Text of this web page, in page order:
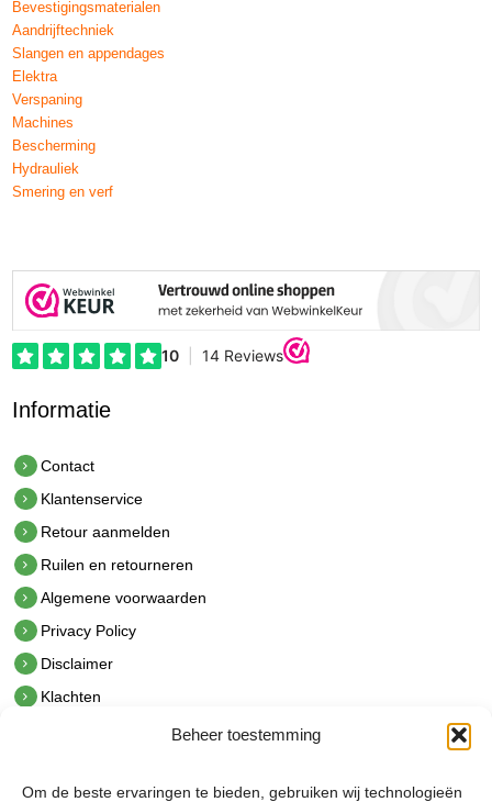
Beheer toestemming
Om de beste ervaringen te bieden, gebruiken wij technologieën
Bevestigingsmaterialen
Aandrijftechniek
Slangen en appendages
Elektra
Verspaning
Machines
Bescherming
Hydrauliek
Smering en verf
Informatie
Contact
Klantenservice
Retour aanmelden
Ruilen en retourneren
Algemene voorwaarden
Privacy Policy
Disclaimer
Klachten
hetindustriehuis B.V.